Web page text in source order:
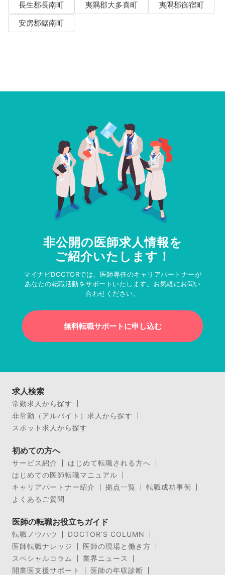
長生郡長南町
夷隅郡大多喜町
夷隅郡御宿町
安房郡鋸南町
非公開の医師求人情報を
ご紹介いたします！
マイナビDOCTORでは、医師専任のキャリアパートナーが
あなたの転職活動をサポートいたします。お気軽にお問い
合わせください。
無料転職サポートに申し込む
求人検索
常勤求人から探す
非常勤（アルバイト）求人から探す
スポット求人から探す
初めての方へ
サービス紹介
はじめて転職される方へ
はじめての医師転職マニュアル
キャリアパートナー紹介
拠点一覧
転職成功事例
よくあるご質問
医師の転職お役立ちガイド
転職ノウハウ
DOCTOR’S COLUMN
医師転職ナレッジ
医師の現場と働き方
スペシャルコラム
業界ニュース
開業医支援サポート
医師の年収診断